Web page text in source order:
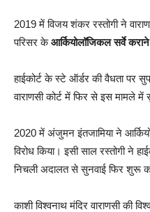
2019 में विजय शंकर रस्तोगी ने
परिसर केआर्कियोलॉजिकल सर्वे
हाईकोर्ट के स्टे ऑर्डर की वैधता पर
वाराणसी कोर्ट में फिर से इस मामले
2020 में अंजुमन इंतजामिया ने
विरोध किया। इसी साल रस्तोगी ने
निचली अदालत से सुनवाई फिर शुरू
काशी विश्वनाथ मंदिर वाराणसी की